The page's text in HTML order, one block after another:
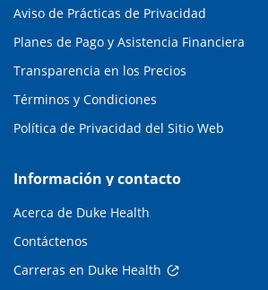
Aviso de Prácticas de Privacidad
Planes de Pago y Asistencia Financiera
Transparencia en los Precios
Términos y Condiciones
Política de Privacidad del Sitio Web
Información y contacto
Acerca de Duke Health
Contáctenos
Carreras en Duke Health